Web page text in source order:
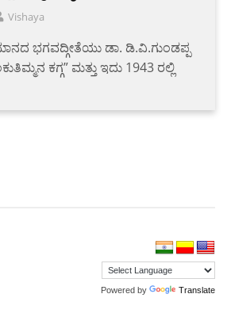
Vishaya
ಭಗವದ್ಗೀತೆಯು ಡಾ. ಡಿ.ವಿ.ಗುಂಡಪ್ಪ
ಕಗ್ಗ” ಮತ್ತು ಇದು 1943 ರಲ್ಲಿ
Powered by Translate